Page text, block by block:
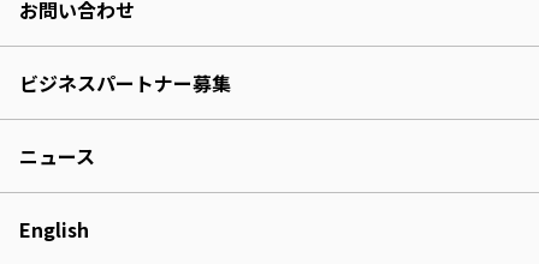
お問い合わせ
ビジネスパートナー募集
ニュース
English